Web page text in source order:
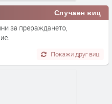
Случаен виц
за прераждането,
Покажи друг виц